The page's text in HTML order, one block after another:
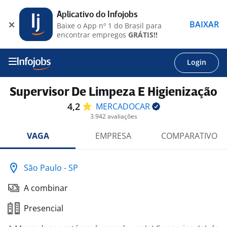
Login
Supervisor De Limpeza E Higienização
4,2 MERCADOCAR
3.942 avaliações
VAGA EMPRESA COMPARATIVO
São Paulo - SP
A combinar
Presencial
Aplicativo do Infojobs
Baixe o App nº 1 do Brasil para
encontrar empregos GRÁTIS!!
BAIXAR